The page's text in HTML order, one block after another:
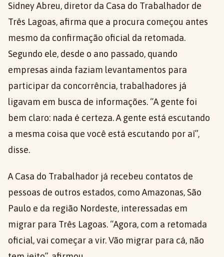
Sidney Abreu, diretor da Casa do Trabalhador de
Três Lagoas, afirma que a procura começou antes
mesmo da confirmação oficial da retomada.
Segundo ele, desde o ano passado, quando
empresas ainda faziam levantamentos para
participar da concorrência, trabalhadores já
ligavam em busca de informações. “A gente foi
bem claro: nada é certeza. A gente está escutando
a mesma coisa que você está escutando por aí”,
disse.
A Casa do Trabalhador já recebeu contatos de
pessoas de outros estados, como Amazonas, São
Paulo e da região Nordeste, interessadas em
migrar para Três Lagoas. “Agora, com a retomada
oficial, vai começar a vir. Vão migrar para cá, não